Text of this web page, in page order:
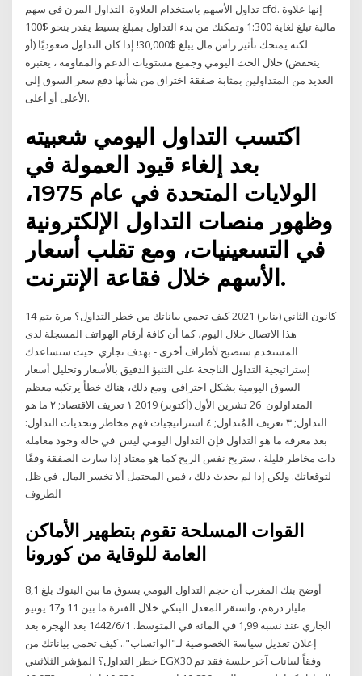
تداول الأسهم باستخدام العلاوة. التداول المرن في سهم cfd. إنها علاوة
مالية تبلغ لغاية 1:300 وتمكنك من بدء التداول بمبلغ بسيط يقدر بنحو $100
لكنه يمنحك تأثير رأس مال يبلغ $30,000! إذا كان التداول صعوديًا (أو
ينخفض) خلال الخث اليومي وجميع مستويات الدعم والمقاومة ، يعتبره
العديد من المتداولين بمثابة صفقة اختراق من شأنها دفع سعر السوق إلى
الأعلى أو أعلى.
اكتسب التداول اليومي شعبيته
بعد إلغاء قيود العمولة في
الولايات المتحدة في عام 1975،
وظهور منصات التداول الإلكترونية
في التسعينيات، ومع تقلب أسعار
الأسهم خلال فقاعة الإنترنت.
14 كانون الثاني (يناير) 2021 كيف تحمي بياناتك من خطر التداول؟ مرة يتم
هذا الاتصال خلال اليوم، كما أن كافة أرقام الهواتف المسجلة لدى
المستخدم ستصبح لأطراف أخرى - بهدف تجاري حيث ستساعدك
إستراتيجية التداول الناجحة على التنبؤ الدقيق بالأسعار وتحليل أسعار
السوق اليومية بشكل احترافي. ومع ذلك، هناك خطأ يرتكبه معظم
المتداولون 26 تشرين الأول (أكتوبر) 2019 ١ تعريف الاقتصاد; ٢ ما هو
التداول; ٣ تعريف المُتداول; ٤ استراتيجيات فهم مخاطر وتحديات التداول:
بعد معرفة ما هو التداول فإن التداول اليومي ليس في حالة وجود معاملة
ذات مخاطر قليلة ، ستربح نفس الربح كما هو معتاد إذا سارت الصفقة وفقًا
لتوقعاتك. ولكن إذا لم يحدث ذلك ، فمن المحتمل ألا تخسر المال. في ظل
القوات المسلحة تقوم بتطهير الأماكن
العامة للوقاية من كورونا
أوضح بنك المغرب أن حجم التداول اليومي بسوق ما بين البنوك بلغ 8,1
مليار درهم، واستقر المعدل البنكي خلال الفترة ما بين 11 و17 يونيو
الجاري عند نسبة 1,99 في المائة في المتوسط. 1‏‏/6‏‏/1442 بعد الهجرة بعد
إعلان تعديل سياسة الخصوصية لـ"الواتساب".. كيف تحمي بياناتك من
خطر التداول؟ المؤشر الثلاثيني EGX30 وفقاً لبيانات آخر جلسة فقد تم